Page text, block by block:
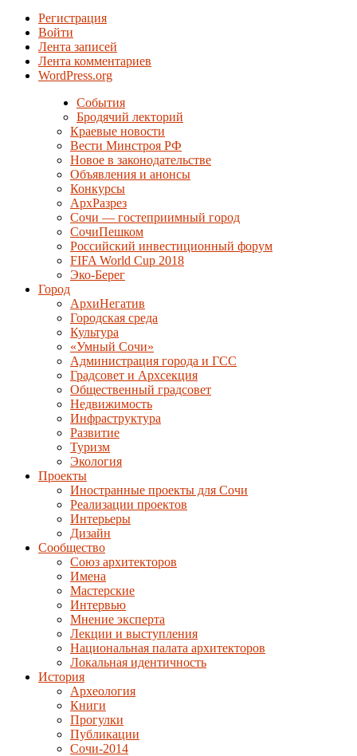
Регистрация
Войти
Лента записей
Лента комментариев
WordPress.org
События
Бродячий лекторий
Краевые новости
Вести Минстроя РФ
Новое в законодательстве
Объявления и анонсы
Конкурсы
АрхРазрез
Сочи — гостеприимный город
СочиПешком
Российский инвестиционный форум
FIFA World Cup 2018
Эко-Берег
Город
АрхиНегатив
Городская среда
Культура
«Умный Сочи»
Администрация города и ГСС
Градсовет и Архсекция
Общественный градсовет
Недвижимость
Инфраструктура
Развитие
Туризм
Экология
Проекты
Иностранные проекты для Сочи
Реализации проектов
Интерьеры
Дизайн
Сообщество
Союз архитекторов
Имена
Мастерские
Интервью
Мнение эксперта
Лекции и выступления
Национальная палата архитекторов
Локальная идентичность
История
Археология
Книги
Прогулки
Публикации
Сочи-2014